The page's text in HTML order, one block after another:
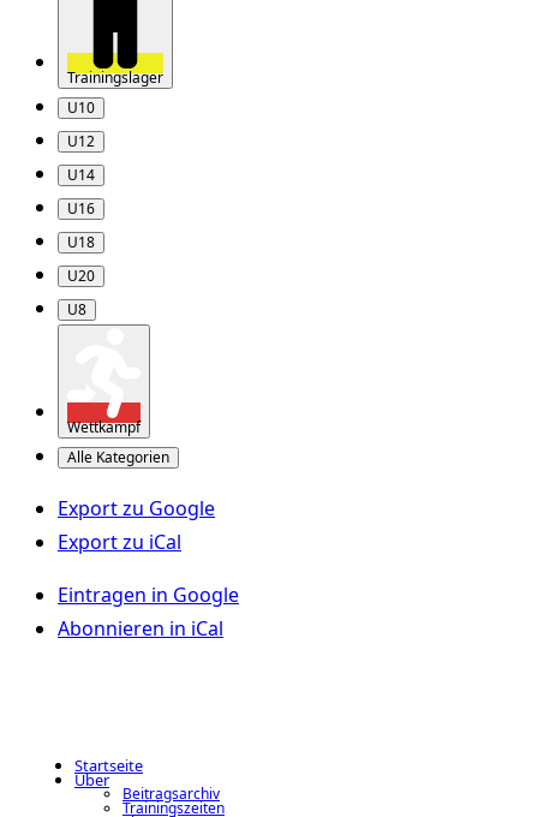
Trainingslager
U10
U12
U14
U16
U18
U20
U8
Wettkampf
Alle Kategorien
Export zu Google
Export zu iCal
Eintragen in Google
Abonnieren in iCal
Startseite
Über
Beitragsarchiv
Trainingszeiten